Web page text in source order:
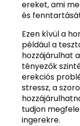
ereket, ami
és
Ezen kívül a
például a
hozzájárulhat
tényezők
erekciós
stressz, a
tudjon
ingerekre.